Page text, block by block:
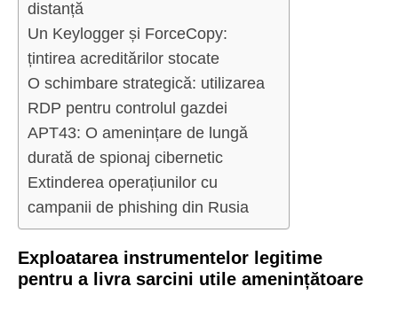
distanță
Un Keylogger și ForceCopy:
țintirea acreditărilor stocate
O schimbare strategică: utilizarea
RDP pentru controlul gazdei
APT43: O amenințare de lungă
durată de spionaj cibernetic
Extinderea operațiunilor cu
campanii de phishing din Rusia
Exploatarea instrumentelor legitime
pentru a livra sarcini utile amenințătoare